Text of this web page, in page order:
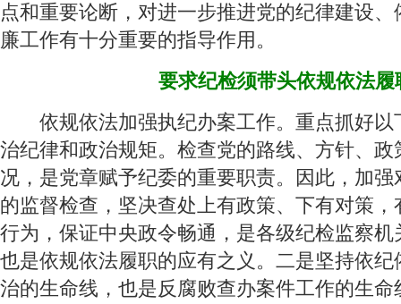
点和重要论断，对进一步推进党的纪律建设
廉工作有十分重要的指导作用。
要求纪检须带头依规依法履
依规依法加强执纪办案工作。重点抓好以
治纪律和政治规矩。检查党的路线、方针、
况，是党章赋予纪委的重要职责。因此，加
的监督检查，坚决查处上有政策、下有对策
行为，保证中央政令畅通，是各级纪检监察
也是依规依法履职的应有之义。二是坚持依
治的生命线，也是反腐败查办案件工作的生